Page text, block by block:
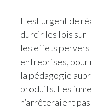
Il est urgent de
durcir les lois sur
les effets
entreprises,
la pédagogie
produits. Les
n’arrêteraient